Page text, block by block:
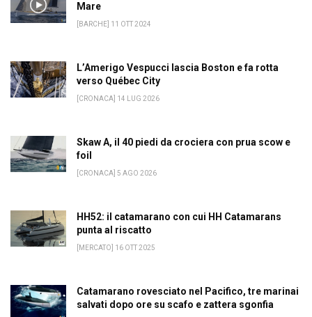
Mare
[BARCHE] 11 OTT 2024
L’Amerigo Vespucci lascia Boston e fa rotta
verso Québec City
[CRONACA] 14 LUG 2026
Skaw A, il 40 piedi da crociera con prua scow e
foil
[CRONACA] 5 AGO 2026
HH52: il catamarano con cui HH Catamarans
punta al riscatto
[MERCATO] 16 OTT 2025
Catamarano rovesciato nel Pacifico, tre marinai
salvati dopo ore su scafo e zattera sgonfia